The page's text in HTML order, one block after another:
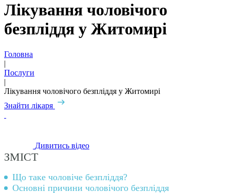
Лікування чоловічого
безпліддя у Житомирі
Головна
|
Послуги
|
Лікування чоловічого безпліддя у Житомирі
Знайти лікаря
Дивитись відео
ЗМІСТ
Що таке чоловіче безпліддя?
Основні причини чоловічого безпліддя